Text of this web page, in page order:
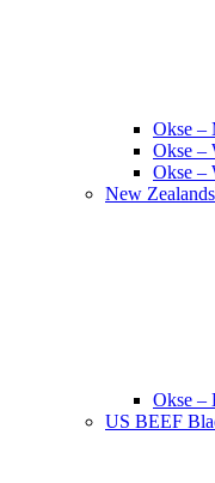
Okse –
Okse –
Okse –
New
Okse –
US BEEF